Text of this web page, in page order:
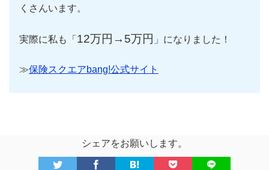
くさんいます。
実際に私も「 12万円→5万円 」になりました！
≫保険スクエアbang!公式サイト
シェアをお願いします。